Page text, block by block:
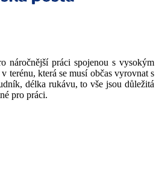
náročnější práci spojenou s vysokým
terénu, která se musí občas vyrovnat s
délka rukávu, to vše jsou důležitá
pro práci.